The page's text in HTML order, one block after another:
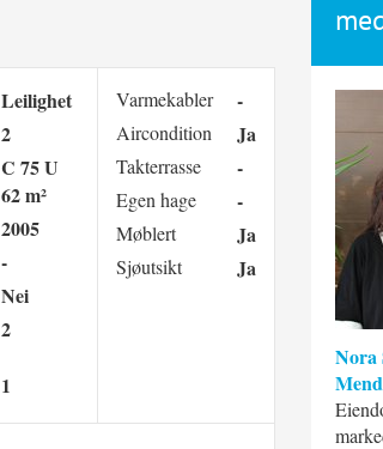
Leilighet
2
C 75 U
62 m²
2005
-
Nei
2
1
Varmekabler -
Aircondition Ja
Takterrasse -
Egen hage -
Møblert Ja
Sjøutsikt Ja
Nora